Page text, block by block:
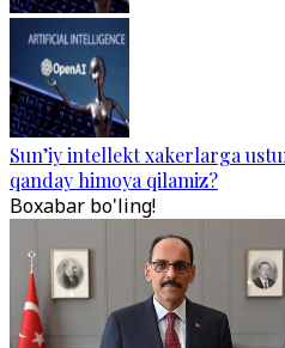
Sun’iy intellekt xakerlarga
qanday himoya qilamiz?
Boxabar bo'ling!